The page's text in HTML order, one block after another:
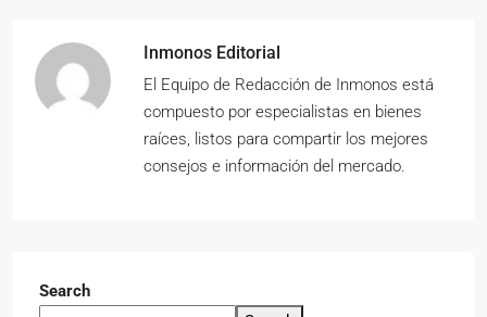
Inmonos Editorial
El Equipo de Redacción de Inmonos está
compuesto por especialistas en bienes
raíces, listos para compartir los mejores
consejos e información del mercado.
Search